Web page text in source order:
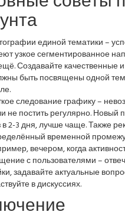
единой тематики –
узкое сегментированное
Создавайте качественные
быть посвящены одной
следование графику –
не постить регулярно. Новый
в 2-3 дня, лучше чаще. Также
временной
вечером, когда
с пользователями –
задавайте актуальные
в дискуссиях.